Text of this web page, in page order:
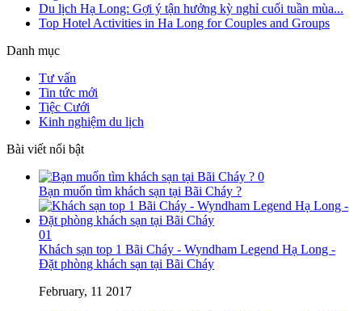
Du lịch Hạ Long: Gợi ý tận hưởng kỳ nghỉ cuối tuần mùa...
Top Hotel Activities in Ha Long for Couples and Groups
Danh mục
Tư vấn
Tin tức mới
Tiệc Cưới
Kinh nghiệm du lịch
Bài viết nổi bật
0
Bạn muốn tìm khách sạn tại Bãi Cháy ?
01
Khách sạn top 1 Bãi Cháy - Wyndham Legend Hạ Long -
Đặt phòng khách sạn tại Bãi Cháy
February, 11 2017